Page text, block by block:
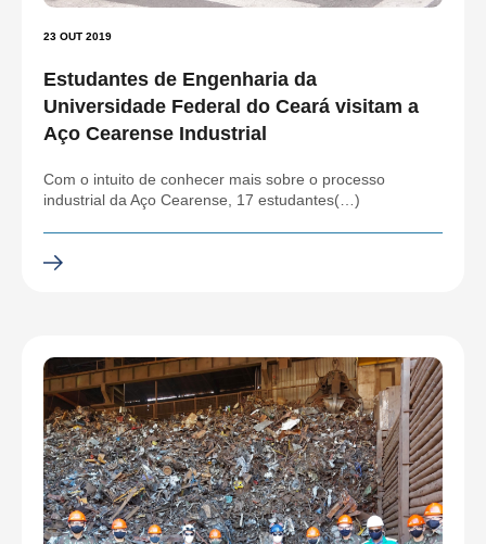
23 OUT 2019
Estudantes de Engenharia da
Universidade Federal do Ceará visitam a
Aço Cearense Industrial
Com o intuito de conhecer mais sobre o processo
industrial da Aço Cearense, 17 estudantes(…)